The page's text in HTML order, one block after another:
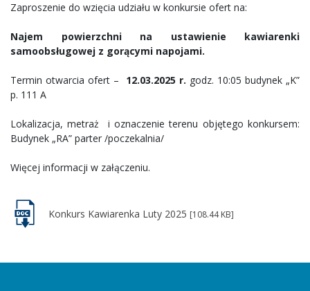
Zaproszenie do wzięcia udziału w konkursie ofert na:
Najem powierzchni na ustawienie kawiarenki
samoobsługowej z gorącymi napojami.
Termin otwarcia ofert – 12.03.2025 r. godz. 10:05 budynek „K”
p. 111 A
Lokalizacja, metraż i oznaczenie terenu objętego konkursem:
Budynek „RA” parter /poczekalnia/
Więcej informacji w załączeniu.
Konkurs Kawiarenka Luty 2025 [108.44 KB]